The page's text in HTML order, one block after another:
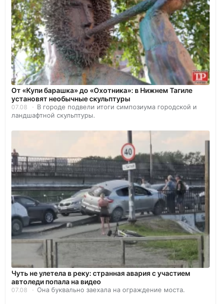
От «Купи барашка» до «Охотника»: в Нижнем Тагиле
установят необычные скульптуры
07.08
В городе подвели итоги симпозиума городской и
ландшафтной скульптуры.
Чуть не улетела в реку: странная авария с участием
автоледи попала на видео
07.08 Она буквально заехала на ограждение моста.